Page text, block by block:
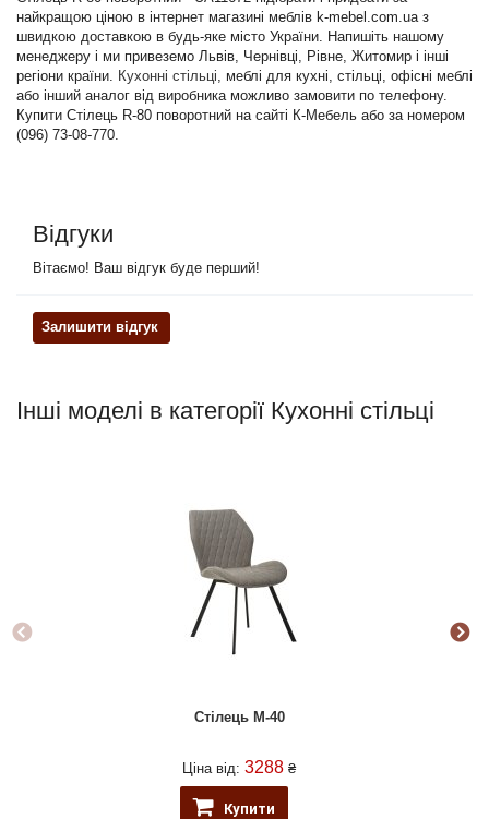
найкращою ціною в інтернет магазині меблів k-mebel.com.ua з
швидкою доставкою в будь-яке місто України. Напишіть нашому
менеджеру і ми привеземо Львів, Чернівці, Рівне, Житомир і інші
регіони країни. Кухонні стільці, меблі для кухні, стільці, офісні меблі
або інший аналог від виробника можливо замовити по телефону.
Купити Стілець R-80 поворотний на сайті К-Мебель або за номером
(096) 73-08-770.
Відгуки
Вітаємо! Ваш відгук буде перший!
Залишити відгук
Інші моделі в категорії Кухонні стільці
Стілець M-40
Ціна від: 3288 ₴
Купити